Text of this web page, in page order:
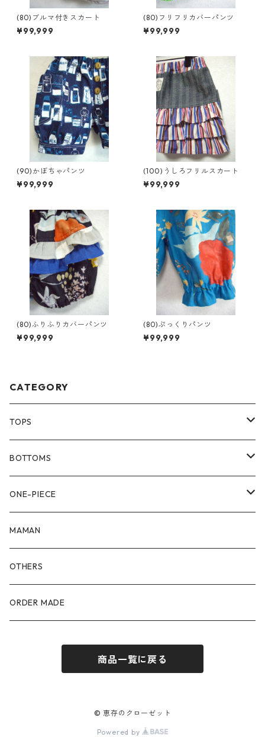
(80)ブルマ付きスカート
¥99,999
(80)フリフリカバーパンツ
¥99,999
(90)かぼちゃパンツ
¥99,999
(100)うしろフリルスカート
¥99,999
(80)ふりふりカバーパンツ
¥99,999
(80)ぷっくりパンツ
¥99,999
CATEGORY
TOPS
80size
90size
100size
110size
BOTTOMS
80size
90size
100size
110size
ONE-PIECE
80size
90size
100size
MAMAN
OTHERS
ORDER MADE
商品一覧に戻る
© 恵存のクローゼット
Powered by